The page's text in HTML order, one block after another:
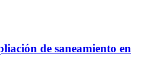
de saneamiento en